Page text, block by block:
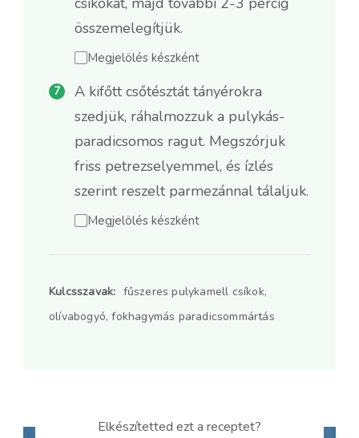
összemelegítjük.
Megjelölés készként
A kifőtt csőtésztát tányérokra
szedjük, ráhalmozzuk a pulykás-
paradicsomos ragut. Megszórjuk
friss petrezselyemmel, és ízlés
szerint reszelt parmezánnal tálaljuk.
Megjelölés készként
Kulcsszavak: fűszeres pulykamell csíkok,
olívabogyó, fokhagymás paradicsommártás
Elkészítetted ezt a receptet?